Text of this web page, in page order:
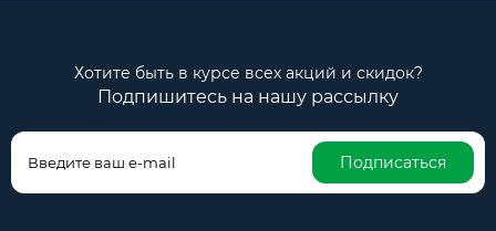
Хотите быть в курсе всех акций и скидок?
Подпишитесь на нашу рассылку
Подписаться